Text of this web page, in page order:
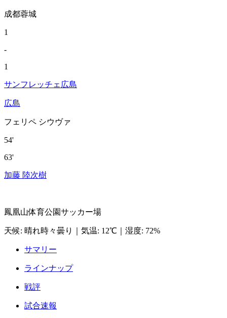
成都蓉城
1
-
1
サンフレッチェ広島
広島
フェリペ シウヴァ
54'
63'
加藤 陸次樹
鳳凰山体育公園サッカー場
天候: 晴れ時々曇り 気温: 12℃ 湿度: 72%
サマリー
ラインナップ
戦評
試合速報